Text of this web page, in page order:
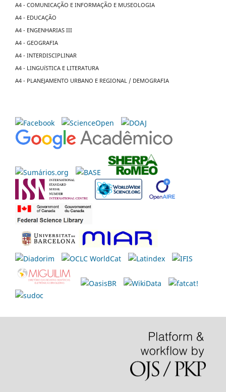
A4 - COMUNICAÇÃO E INFORMAÇÃO E MUSEOLOGIA
A4 - EDUCAÇÃO
A4 - ENGENHARIAS III
A4 - GEOGRAFIA
A4 - INTERDISCIPLINAR
A4 - LINGUíSTICA E LITERATURA
A4 - PLANEJAMENTO URBANO E REGIONAL / DEMOGRAFIA